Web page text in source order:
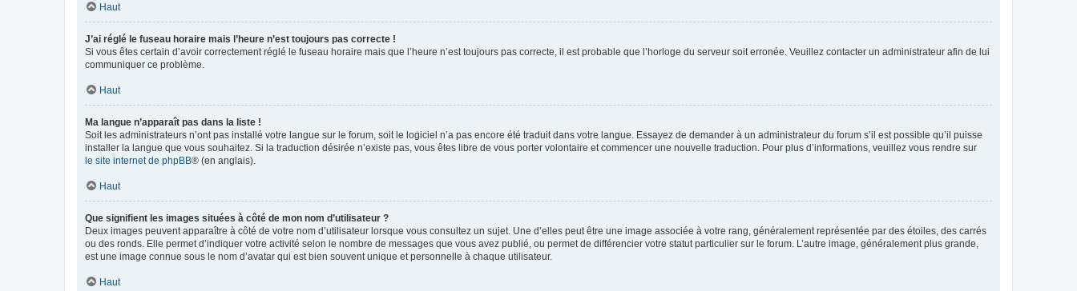
Haut
J’ai réglé le fuseau horaire mais l’heure n’est toujours pas correcte !
Si vous êtes certain d’avoir correctement réglé le fuseau horaire mais que l’heure n’est toujours pas correcte, il est probable que l’horloge du serveur soit erronée. Veuillez contacter un administrateur afin de lui
communiquer ce problème.
Haut
Ma langue n’apparaît pas dans la liste !
Soit les administrateurs n’ont pas installé votre langue sur le forum, soit le logiciel n’a pas encore été traduit dans votre langue. Essayez de demander à un administrateur du forum s’il est possible qu’il puisse
installer la langue que vous souhaitez. Si la traduction désirée n’existe pas, vous êtes libre de vous porter volontaire et commencer une nouvelle traduction. Pour plus d’informations, veuillez vous rendre sur
le site internet de phpBB® (en anglais).
Haut
Que signifient les images situées à côté de mon nom d’utilisateur ?
Deux images peuvent apparaître à côté de votre nom d’utilisateur lorsque vous consultez un sujet. Une d’elles peut être une image associée à votre rang, généralement représentée par des étoiles, des carrés
ou des ronds. Elle permet d’indiquer votre activité selon le nombre de messages que vous avez publié, ou permet de différencier votre statut particulier sur le forum. L’autre image, généralement plus grande,
est une image connue sous le nom d’avatar qui est bien souvent unique et personnelle à chaque utilisateur.
Haut